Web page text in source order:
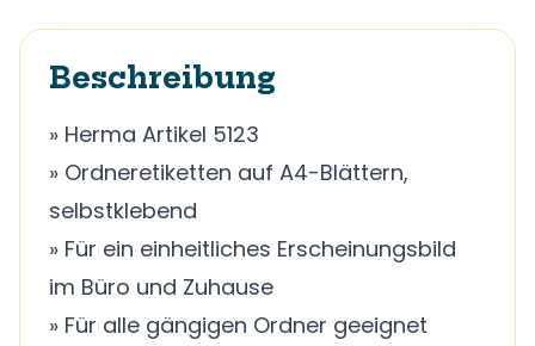
Beschreibung
» Herma Artikel 5123
» Ordneretiketten auf A4-Blättern,
selbstklebend
» Für ein einheitliches Erscheinungsbild
im Büro und Zuhause
» Für alle gängigen Ordner geeignet